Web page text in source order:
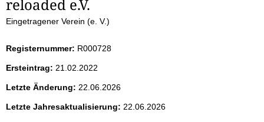
e
t
e
n
reloaded e.V.
Eingetragener Verein (e. V.)
Registernummer: R000728
Ersteintrag: 21.02.2022
Letzte Änderung: 22.06.2026
Letzte Jahresaktualisierung: 22.06.2026